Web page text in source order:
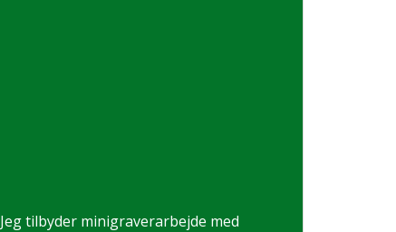
Jeg tilbyder minigraverarbejde med